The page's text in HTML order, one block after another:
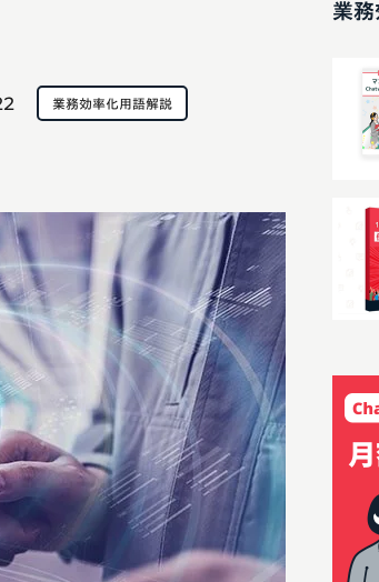
業務効率化用語解説
業